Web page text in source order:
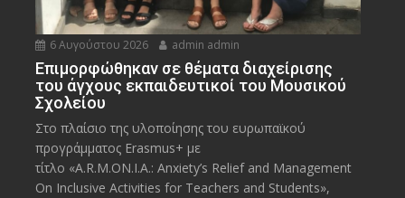
6 Αυγούστου 2026 admin admin
Eπιμορφώθηκαν σε θέματα διαχείρισης
του άγχους εκπαιδευτικοί του Μουσικού
Σχολείου
Στο πλαίσιο της υλοποίησης του ευρωπαϊκού
προγράμματος Erasmus+ με
τίτλο «A.R.M.ON.I.A.: Anxiety’s Relief and Management
On Inclusive Activities for Teachers and Students»,